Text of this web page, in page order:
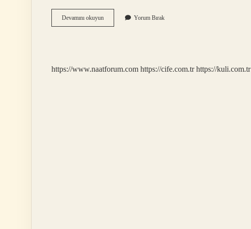
Devamını okuyunOmay
Ne
Yorum Bırak
https://www.naatforum.com https://cife.com.tr https://kuli.com.tr